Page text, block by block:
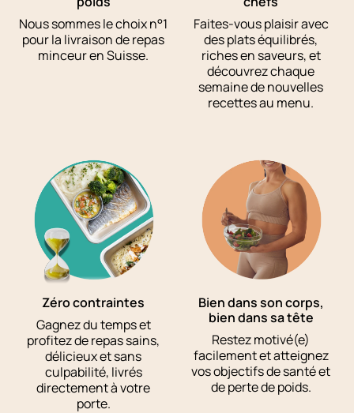
Nous sommes le choix n°1
pour la livraison de repas
minceur en Suisse.
Faites-vous plaisir avec
des plats équilibrés,
riches en saveurs, et
découvrez chaque
semaine de nouvelles
recettes au menu.
Zéro contraintes
Gagnez du temps et
profitez de repas sains,
délicieux et sans
culpabilité, livrés
directement à votre
porte.
Bien dans son corps,
bien dans sa tête
Restez motivé(e)
facilement et atteignez
vos objectifs de santé et
de perte de poids.